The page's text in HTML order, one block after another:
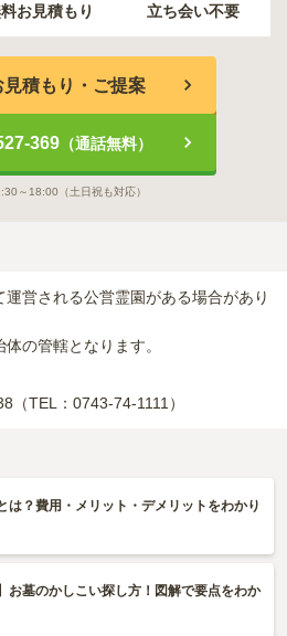
お見積もり 立ち会い不要
見積もり・ご提案
369（通話無料）
～18:00 （土日祝も対応）
営される公営霊園がある場合があり
の管轄となります。
（TEL：0743-74-1111）
は？費用・メリット・デメリットをわかり
お墓のかしこい探し方！図解で要点をわか